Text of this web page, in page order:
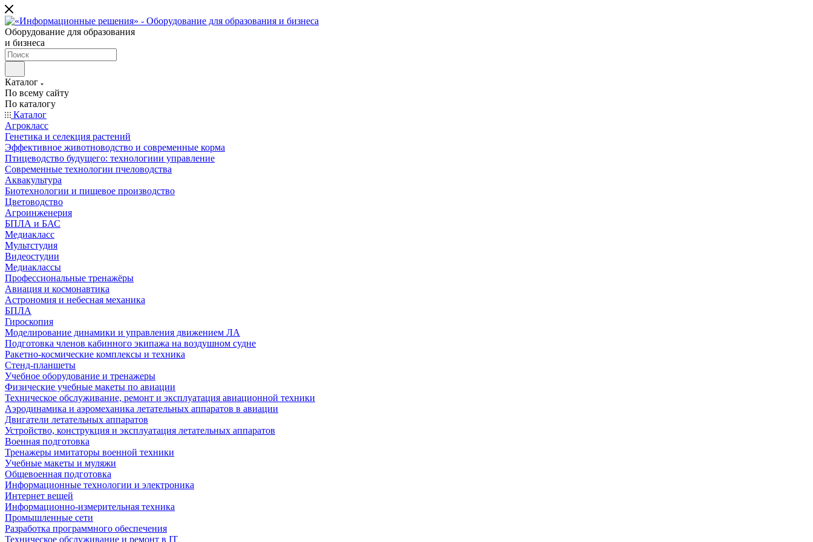
Оборудование для образования
и бизнеса
Каталог
По всему сайту
По каталогу
Каталог
Агрокласс
Генетика и селекция растений
Эффективное животноводство и современные корма
Птицеводство будущего: технологиии управление
Современные технологии пчеловодства
Аквакультура
Биотехнологии и пищевое производство
Цветоводство
Агроинженерия
БПЛА и БАС
Медиакласс
Мультстудия
Видеостудии
Медиаклассы
Профессиональные тренажёры
Авиация и космонавтика
Астрономия и небесная механика
БПЛА
Гироскопия
Моделирование динамики и управления движением ЛА
Подготовка членов кабинного экипажа на воздушном судне
Ракетно-космические комплексы и техника
Стенд-планшеты
Учебное оборудование и тренажеры
Физические учебные макеты по авиации
Техническое обслуживание, ремонт и эксплуатация авиационной техники
Аэродинамика и аэромеханика летательных аппаратов в авиации
Двигатели летательных аппаратов
Устройство, конструкция и эксплуатация летательных аппаратов
Военная подготовка
Тренажеры имитаторы военной техники
Учебные макеты и муляжи
Общевоенная подготовка
Информационные технологии и электроника
Интернет вещей
Информационно-измерительная техника
Промышленные сети
Разработка программного обеспечения
Техническое обслуживание и ремонт в IT